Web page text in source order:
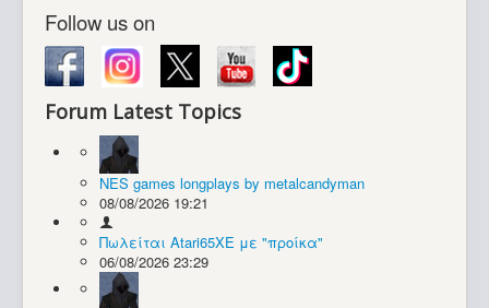
Συλλογές / Projects
Follow us on
Forum Latest Topics
NES games longplays by metalcandyman
08/08/2026 19:21
Πωλείται Atari65XE με "προίκα"
06/08/2026 23:29